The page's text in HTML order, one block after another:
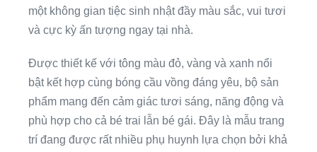
một không gian tiệc sinh nhật đầy màu sắc, vui tươi
và cực kỳ ấn tượng ngay tại nhà.
Được thiết kế với tông màu đỏ, vàng và xanh nổi
bật kết hợp cùng bóng cầu vồng đáng yêu, bộ sản
phẩm mang đến cảm giác tươi sáng, năng động và
phù hợp cho cả bé trai lẫn bé gái. Đây là mẫu trang
trí đang được rất nhiều phụ huynh lựa chọn bởi khả